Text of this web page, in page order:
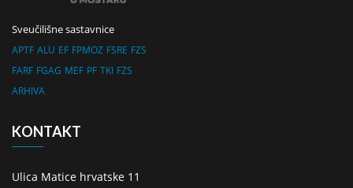
Sveučilišne sastavnice
APTF ALU EF FPMOZ FSRE FZS
FARF FGAG MEF PF TKI FZS
ARHIVA
KONTAKT
Ulica Matice hrvatske 11